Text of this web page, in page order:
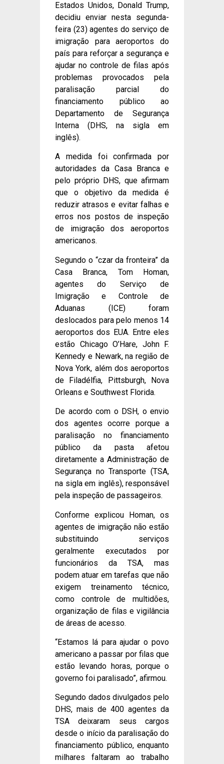
Estados Unidos, Donald Trump,
decidiu enviar nesta segunda-
feira (23) agentes do serviço de
imigração para aeroportos do
país para reforçar a segurança e
ajudar no controle de filas após
problemas provocados pela
paralisação parcial do
financiamento público ao
Departamento de Segurança
Interna (DHS, na sigla em
inglês).
A medida foi confirmada por
autoridades da Casa Branca e
pelo próprio DHS, que afirmam
que o objetivo da medida é
reduzir atrasos e evitar falhas e
erros nos postos de inspeção
de imigração dos aeroportos
americanos.
Segundo o “czar da fronteira” da
Casa Branca, Tom Homan,
agentes do Serviço de
Imigração e Controle de
Aduanas (ICE) foram
deslocados para pelo menos 14
aeroportos dos EUA. Entre eles
estão Chicago O’Hare, John F.
Kennedy e Newark, na região de
Nova York, além dos aeroportos
de Filadélfia, Pittsburgh, Nova
Orleans e Southwest Florida.
De acordo com o DSH, o envio
dos agentes ocorre porque a
paralisação no financiamento
público da pasta afetou
diretamente a Administração de
Segurança no Transporte (TSA,
na sigla em inglês), responsável
pela inspeção de passageiros.
Conforme explicou Homan, os
agentes de imigração não estão
substituindo serviços
geralmente executados por
funcionários da TSA, mas
podem atuar em tarefas que não
exigem treinamento técnico,
como controle de multidões,
organização de filas e vigilância
de áreas de acesso.
“Estamos lá para ajudar o povo
americano a passar por filas que
estão levando horas, porque o
governo foi paralisado”, afirmou.
Segundo dados divulgados pelo
DHS, mais de 400 agentes da
TSA deixaram seus cargos
desde o início da paralisação do
financiamento público, enquanto
milhares faltaram ao trabalho